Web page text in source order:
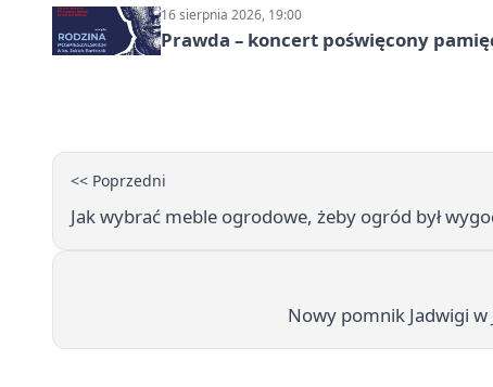
16 sierpnia 2026, 19:00
Prawda – koncert poświęcony
<< Poprzedni
Jak wybrać meble ogrodowe, żeby ogród był
Nowy pomnik Jadwigi